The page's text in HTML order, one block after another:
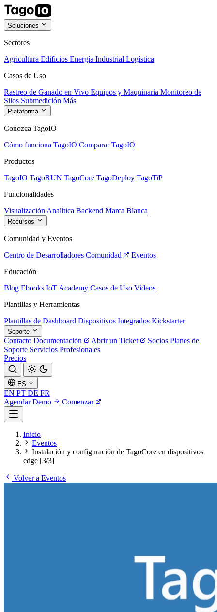
Soluciones
Sectores
Agricultura Edificios Energía Industrial Logística
Casos de Uso
Rastreo de Ganado en Vivo Equipos y Maquinaria Monitoreo de
Silos Submedición Más
Plataforma
Conozca TagoIO
Cómo funciona TagoIO Comparar TagoIO
Productos
TagoIO TagoRUN TagoCore TagoDeploy TagoTiP
Funcionalidades
Visualización Analítica Backend Marca Blanca
Recursos
Comunidad y Eventos
Centro de Desarrolladores Comunidad
Eventos
Educación
Blog Ebooks IoT Academy Casos de Uso Videos
Plantillas y Herramientas
Plantillas de Dashboard Dispositivos Integrados Kickstarter
Soporte
Contacto Documentación Abrir un Ticket Socios Planes de
Soporte Servicios Profesionales
Precios
ES
EN PT DE FR
Agendar Demo
Comenzar
Inicio
Eventos
Instalación y configuración de TagoCore en dispositivos
edge [3/3]
Volver a Eventos